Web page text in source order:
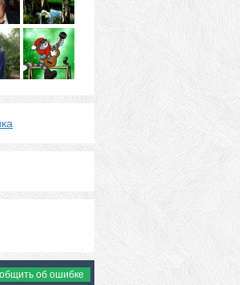
об ошибке